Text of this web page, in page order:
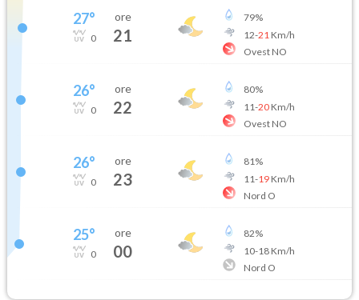
27°
0
ore
21
79%
12-21 Km/h
Ovest NO
26°
0
ore
22
80%
11-20Km/h
Ovest NO
26°
0
ore
23
81%
11-19Km/h
Nord O
25°
0
ore
00
82%
10-18Km/h
Nord O